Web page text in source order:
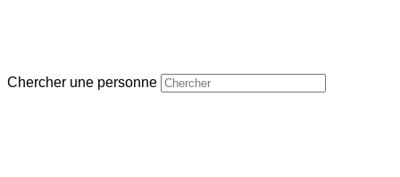
Chercher une personne